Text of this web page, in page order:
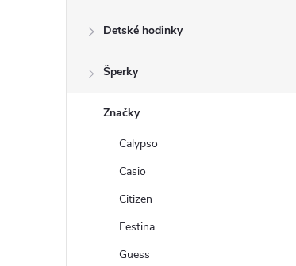
Detské hodinky
Šperky
Značky
Calypso
Casio
Citizen
Festina
Guess